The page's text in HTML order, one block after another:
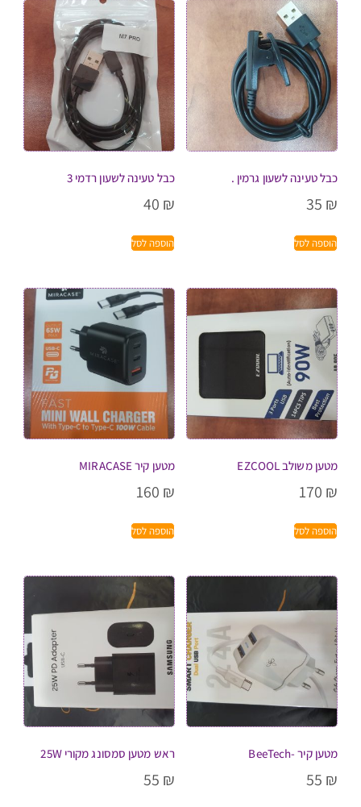
כבל טעינה לשעון גרמין .
35 ₪
הוספה לסל
כבל טעינה לשעון רדמי 3
40 ₪
הוספה לסל
מטען משולב EZCOOL
170 ₪
הוספה לסל
מטען קיר MIRACASE
160 ₪
הוספה לסל
מטען קיר -BeeTech
55 ₪
ראש מטען סמסונג מקורי 25W
55 ₪